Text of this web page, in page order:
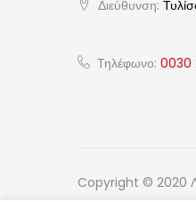
Διεύθυνση:
Τηλέφωνο: 0030
Copyright © 2020